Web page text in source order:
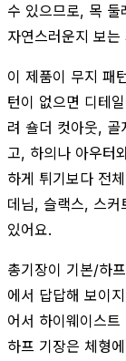
수 있으므로, 목
자연스러운지 보는
이 제품이 무지 패
턴이 없으면 디테
려 숄더 컷아웃,
고, 하의나 아우터
하게 튀기보다 전
데님, 슬랙스, 스커
있어요.
총기장이 기본/하
에서 답답해 보이
어서 하이웨이스
하프 기장은 체형